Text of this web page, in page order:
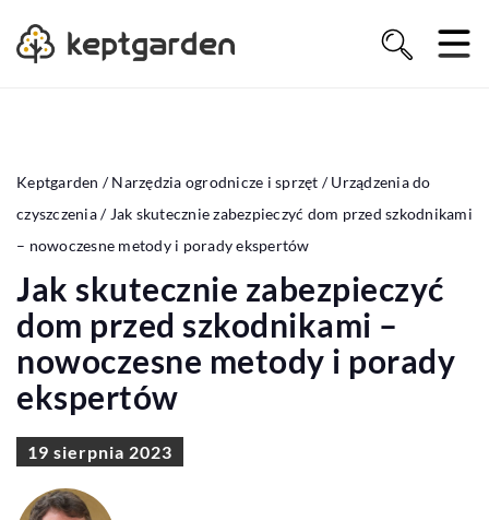
Keptgarden /Narzędzia ogrodnicze i sprzęt /Urządzenia do
czyszczenia/ Jak skutecznie zabezpieczyć dom przed szkodnikami
– nowoczesne metody i porady ekspertów
Jak skutecznie zabezpieczyć
dom przed szkodnikami –
nowoczesne metody i porady
ekspertów
19 sierpnia 2023